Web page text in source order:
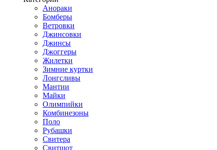
Анораки
Бомберы
Ветровки
Джинсовки
Джинсы
Джоггеры
Жилетки
Зимние куртки
Лонгсливы
Мантии
Майки
Олимпийки
Комбинезоны
Поло
Рубашки
Свитера
Свитшот